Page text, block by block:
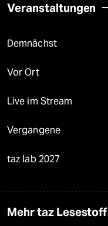
Veranstaltungen
Demnächst
Vor Ort
Live im Stream
Vergangene
taz lab 2027
Mehr taz Lesestoff